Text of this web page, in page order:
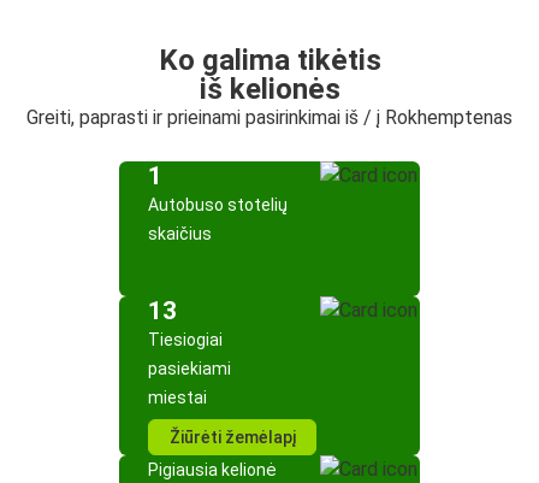
Ko galima tikėtis
iš kelionės
Greiti, paprasti ir prieinami pasirinkimai iš / į Rokhemptenas
1
Autobuso stotelių
skaičius
13
Tiesiogiai
pasiekiami
miestai
Žiūrėti žemėlapį
Pigiausia kelionė